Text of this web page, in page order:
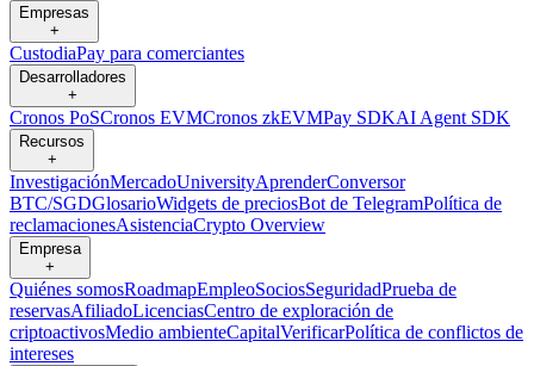
Empresas
+
CustodiaPay para comerciantes
Desarrolladores
+
Cronos PoSCronos EVMCronos zkEVMPay SDKAI Agent SDK
Recursos
+
InvestigaciónMercadoUniversityAprenderConversor
BTC/SGDGlosarioWidgets de preciosBot de TelegramPolítica de
reclamacionesAsistenciaCrypto Overview
Empresa
+
Quiénes somosRoadmapEmpleoSociosSeguridadPrueba de
reservasAfiliadoLicenciasCentro de exploración de
criptoactivosMedio ambienteCapitalVerificarPolítica de conflictos de
intereses